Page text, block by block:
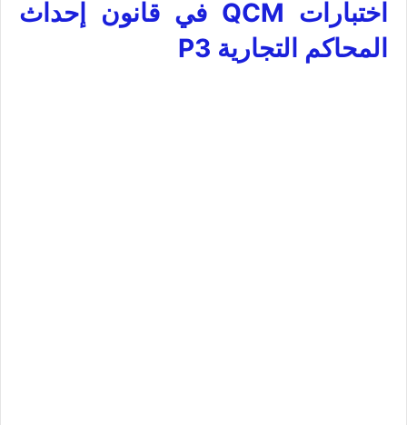
اختبارات QCM في قانون إحداث
المحاكم التجارية P3